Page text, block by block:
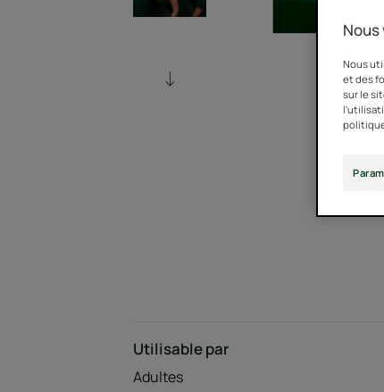
Utilisable par
Adultes
Nous
et des
sur le